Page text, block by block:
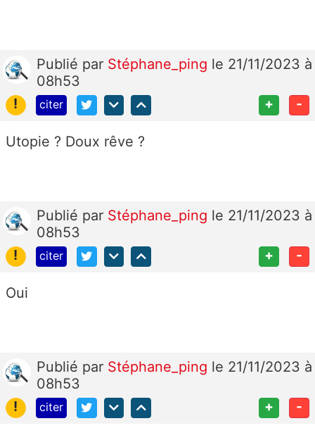
Publié par Stéphane_ping le 21/11/2023 à
08h53
!
citer + -
Utopie ? Doux rêve ?
Publié par Stéphane_ping le 21/11/2023 à
08h53
!
citer + -
Oui
Publié par Stéphane_ping le 21/11/2023 à
08h53
!
citer + -